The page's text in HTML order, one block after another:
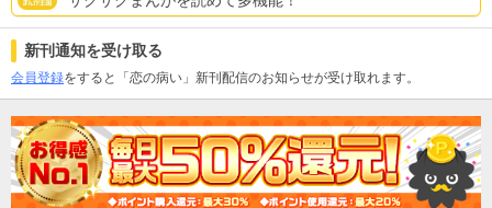
新刊通知を受け取る
会員登録をすると「恋の病い」新刊配信のお知らせが受け取れます。